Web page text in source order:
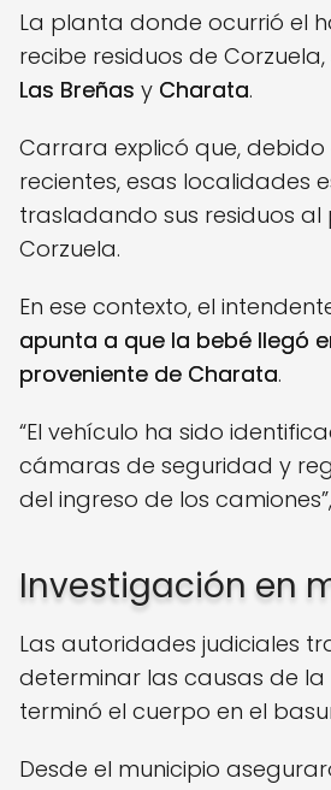
La planta donde ocurrió el
recibe residuos de
Las Breñas y Charata.
Carrara explicó que, debido
recientes, esas localidades
trasladando sus residuos al
Corzuela.
En ese contexto, el
apunta a que la bebé llegó
proveniente de Charata.
“El vehículo ha sido
cámaras de seguridad y
del ingreso de los
Investigación en
Las autoridades judiciales
determinar las causas de
terminó el cuerpo en el
Desde el municipio